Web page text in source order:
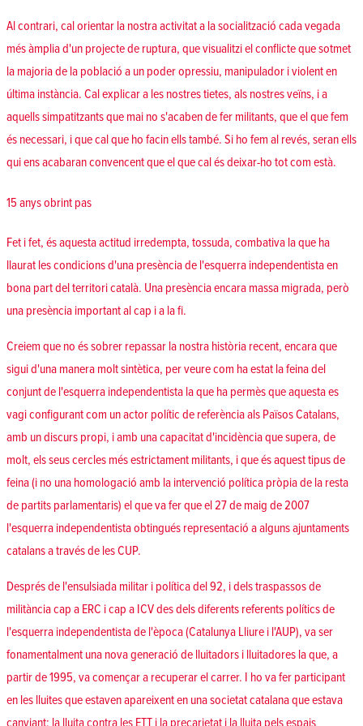
Al contrari, cal orientar la nostra activitat a la socialització cada vegada
més àmplia d'un projecte de ruptura, que visualitzi el conflicte que sotmet
la majoria de la població a un poder opressiu, manipulador i violent en
última instància. Cal explicar a les nostres tietes, als nostres veïns, i a
aquells simpatitzants que mai no s'acaben de fer militants, que el que fem
és necessari, i que cal que ho facin ells també. Si ho fem al revés, seran ells
qui ens acabaran convencent que el que cal és deixar-ho tot com està.
15 anys obrint pas
Fet i fet, és aquesta actitud irredempta, tossuda, combativa la que ha
llaurat les condicions d'una presència de l'esquerra independentista en
bona part del territori català. Una presència encara massa migrada, però
una presència important al cap i a la fi.
Creiem que no és sobrer repassar la nostra història recent, encara que
sigui d'una manera molt sintètica, per veure com ha estat la feina del
conjunt de l'esquerra independentista la que ha permès que aquesta es
vagi configurant com un actor polític de referència als Països Catalans,
amb un discurs propi, i amb una capacitat d'incidència que supera, de
molt, els seus cercles més estrictament militants, i que és aquest tipus de
feina (i no una homologació amb la intervenció política pròpia de la resta
de partits parlamentaris) el que va fer que el 27 de maig de 2007
l'esquerra independentista obtingués representació a alguns ajuntaments
catalans a través de les CUP.
Després de l'ensulsiada militar i política del 92, i dels traspassos de
militància cap a ERC i cap a ICV des dels diferents referents polítics de
l'esquerra independentista de l'època (Catalunya Lliure i l'AUP), va ser
fonamentalment una nova generació de lluitadors i lluitadores la que, a
partir de 1995, va començar a recuperar el carrer. I ho va fer participant
en les lluites que estaven apareixent en una societat catalana que estava
canviant: la lluita contra les ETT i la precarietat i la lluita pels espais